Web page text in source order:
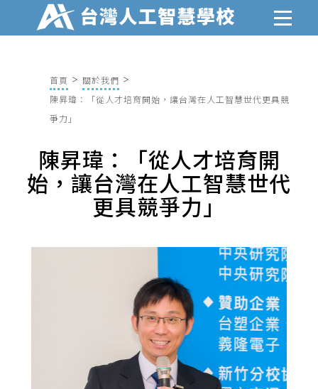
首頁
關於我們
陳昇瑋：「從人才培育開始，讓台灣在人工智慧世代更具競
爭力」
陳昇瑋：「從人才培育開
始，讓台灣在人工智慧世代
更具競爭力」